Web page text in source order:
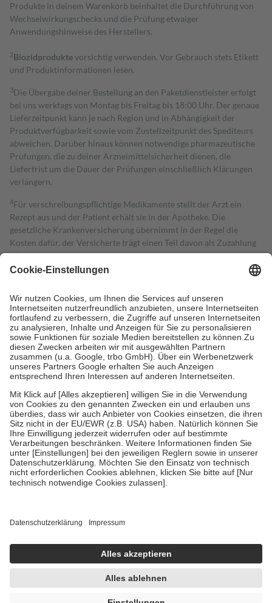
Produkte in deinem Warenkorb beinhaltet die Durchführung von
Wechselwirkungschecks und die Prüfung etwaiger
Anwendungshinweise des Herstellers.
2Biozidproduktevorsichtig verwenden. Vor Gebrauch stets Etikett
und Produktinformationen lesen.
3Die Übergabe deiner Bestellung an den Paketdienstleister erfolgt
bei uns werktags von Montag bis Freitag bis 18:00 Uhr. Der genaue
Lieferzeitpunkt kann je nach Region und in Abhängigkeit der
Produktverfügbarkeit sowie vom Zustellzeitpunkt des Spediteurs
abweichen. Darüber hinaus können notwendige pharmazeutische
Prüfungen, die zu deiner Arzneimittelsicherheit dienen, die
Lieferfrist um die Dauer der Prüfungen einschließlich Klärungen
verlängern.
4Für verschreibungspflichtige Medikamente stellt der Arzt ein
Rezept aus und der Patient erhält sie in der Apotheke. Die
gesetzliche Krankenversicherung übernimmt in der Regel die
Kosten dafür, der Versicherte trägt einen Teil davon als Zuzahlung
mit.
Grundsätzlich leisten Mitglieder Zuzahlungen in Höhe von zehn
höchstens zehn Euro.
Es sind jedoch nie mehr als die tatsächlichen
Kosten der Leistung zu entrichten.
Diese Regeln gelten grundsätzlich auch für Online-Apotheken.
Bei Heilmitteln und häuslicher Krankenpflege beträgt die
Zuzahlung zehn Prozent der Kosten sowie zehn Euro je
Verordnung.
Um das Engagement der Versicherten für ihre eigene Gesundheit zu
stärken und die besondere Stellung der Familie zu unterstützen,
fallenkeine Zuzahlungenan bei:
• Kindern und Jugendlichen bis zum vollendeten 18. Lebensjahr
mit Ausnahme der Fahrkosten
• Untersuchungen zur Vorsorge und Früherkennung, die von der
GKV getragen werden
• empfohlenen Schutzimpfungen
• Harn- und Blutteststreifen
getroffen, um sicherzustellen, dass es sich um echte Bewertungen
https://help.etrusted.com/hc/de/articles/4419944605341
Einige Bilder und Inhalte wurden unter Zuhilfenahme künstlicher